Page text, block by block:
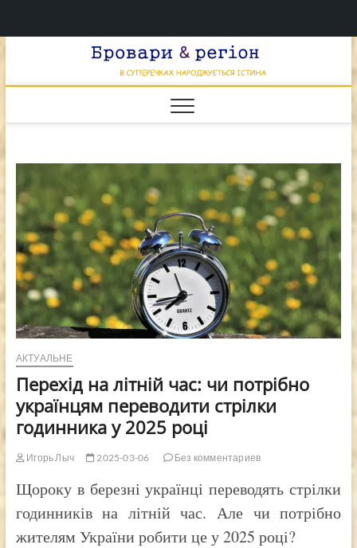
НАРОДЖУЄТЬСЯ
АКТУАЛЬНЕ
Перехід на літній час: чи потрібно
українцям переводити стрілки
годинника у 2025 році
Игорь Лыч 2025-03-06 Без комментариев
Щороку в березні українці переводять стрілки
годинників на літній час. Але чи потрібно
жителям України робити це у 2025 році?